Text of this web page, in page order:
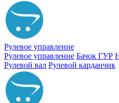
Рулевое управление
Рулевое управление Бачок ГУР
Рулевой вал Рулевой карданчик